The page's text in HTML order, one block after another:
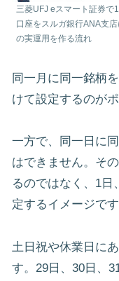
三菱UFJ eスマート証券で
口座をスルガ銀行ANA支
の実運用を作る流れ
同一月に同一銘柄
けて設定するのがポ
一方で、同一日に
はできません。そ
るのではなく、1
定するイメージです
土日祝や休業日に
す。29日、30日、